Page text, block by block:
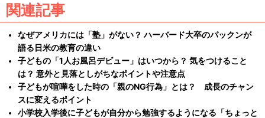
関連記事
なぜアメリカには「塾」がない？ ハーバード大卒のパックンが
語る日米の教育の違い
子どもの「1人お風呂デビュー」はいつから？ 気をつけること
は？ 意外と見落としがちなポイントや注意点
子どもが喧嘩をした時の「親のNG行為」とは？ 成長のチャン
スに変えるポイント
小学校入学後に子どもが自分から勉強するようになる「ちょっと